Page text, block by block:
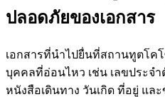
ปลอดภัยของเอกสาร
เอกสารที่นำไปยื่นที่สถานทูตโค
บุคคลที่อ่อนไหว เช่น เลขประจำ
หนังสือเดินทาง วันเกิด ที่อยู่ แล